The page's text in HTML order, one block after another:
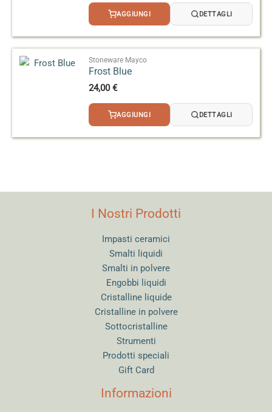
AGGIUNGI DETTAGLI
Stoneware Mayco
Frost Blue
24,00€
AGGIUNGI DETTAGLI
I Nostri Prodotti
Impasti ceramici
Smalti liquidi
Smalti in polvere
Engobbi liquidi
Cristalline liquide
Cristalline in polvere
Sottocristalline
Strumenti
Prodotti speciali
Gift Card
Informazioni